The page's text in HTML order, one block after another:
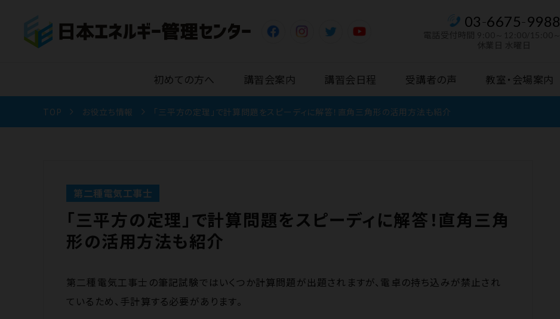
03-6675-9988
初めての方へ 講習会案内 講習会日程 受講者の声 教室・会場案内
TOP お役立ち情報 「三平方の定理」で計算問題をスピーディに解答！直角三角形の活用方法も紹介
第二種電気工事士
「三平方の定理」で計算問題をスピーディに解答！直角三角
形の活用方法も紹介
第二種電気工事士の筆記試験ではいくつか計算問題が出題されますが、電卓の持ち込みが禁止され
ているため、手計算する必要があります。